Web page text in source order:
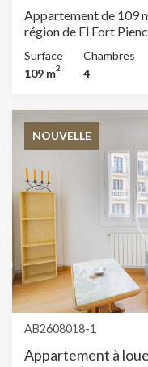
Appartement de 109
région de El Fort
:Indice R.P.LL : 14,27
1.585,00 €Loyer du
détenteur immobilier.
Surface
109 m2
Chambres
4
NOUVELLE
AB2608018-1
Appartement à